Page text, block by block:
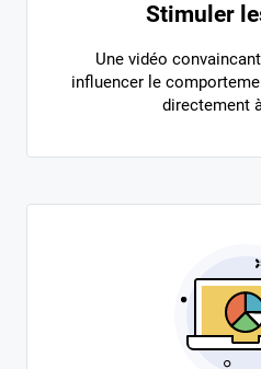
Stimuler
Une vidéo
influencer le
directement